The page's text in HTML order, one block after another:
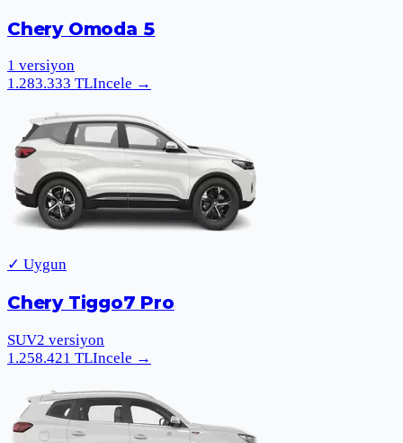
Chery Omoda 5
1 versiyon
1.283.333 TLIncele →
✓ Uygun
Chery Tiggo7 Pro
SUV2 versiyon
1.258.421 TLIncele →